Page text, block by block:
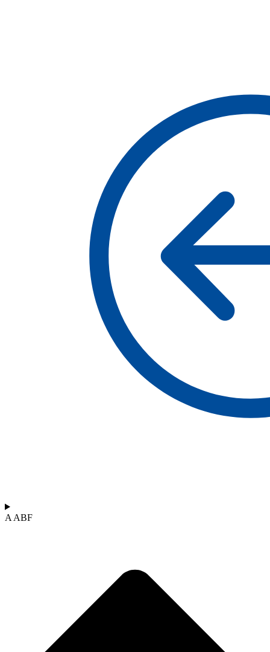
A ABF